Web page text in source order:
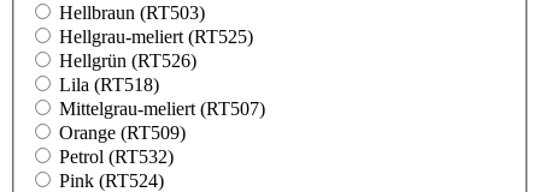
Hellbraun (RT503)
Hellgrau-meliert (RT525)
Hellgrün (RT526)
Lila (RT518)
Mittelgrau-meliert (RT507)
Orange (RT509)
Petrol (RT532)
Pink (RT524)